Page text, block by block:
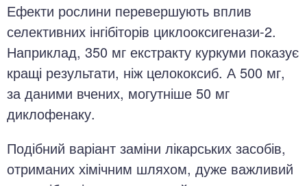
Ефекти рослини перевершують вплив
селективних інгібіторів циклооксигенази-2.
Наприклад, 350 мг екстракту куркуми показує
кращі результати, ніж целококсиб. А 500 мг,
за даними вчених, могутніше 50 мг
диклофенаку.
Подібний варіант заміни лікарських засобів,
отриманих хімічним шляхом, дуже важливий